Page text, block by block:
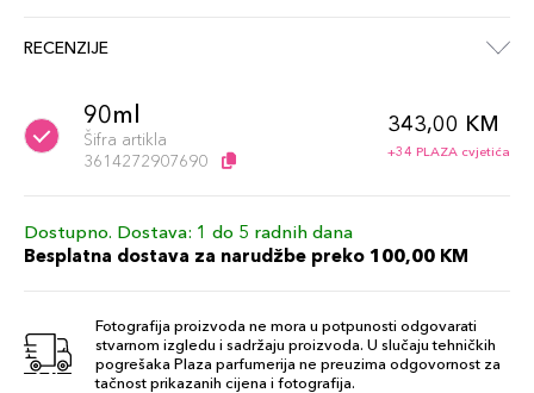
RECENZIJE
90ml
Šifra artikla
3614272907690
343,00 KM
+34 PLAZA cvjetića
Dostupno. Dostava: 1 do 5 radnih dana
Besplatna dostava za narudžbe preko 100,00 KM
Fotografija proizvoda ne mora u potpunosti odgovarati
stvarnom izgledu i sadržaju proizvoda. U slučaju tehničkih
pogrešaka Plaza parfumerija ne preuzima odgovornost za
tačnost prikazanih cijena i fotografija.